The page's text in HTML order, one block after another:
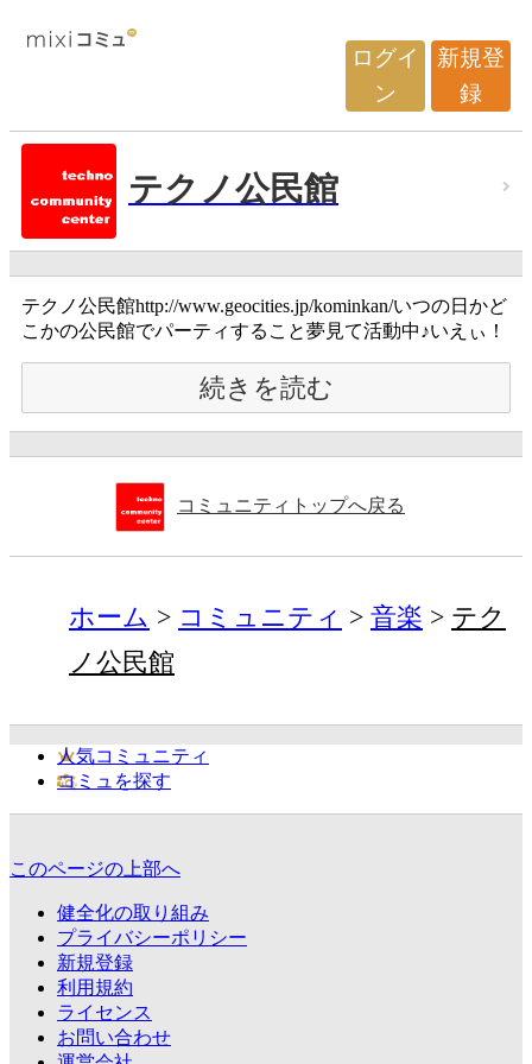
ログイ
ン
新規登
録
テクノ公民館
テクノ公民館http://www.geocities.jp/kominkan/いつの日かど
こかの公民館でパーティすること夢見て活動中♪いえぃ！
続きを読む
コミュニティトップへ戻る
ホーム コミュニティ 音楽
テク
ノ公民館
人気コミュニティ
コミュを探す
このページの上部へ
健全化の取り組み
プライバシーポリシー
新規登録
利用規約
ライセンス
お問い合わせ